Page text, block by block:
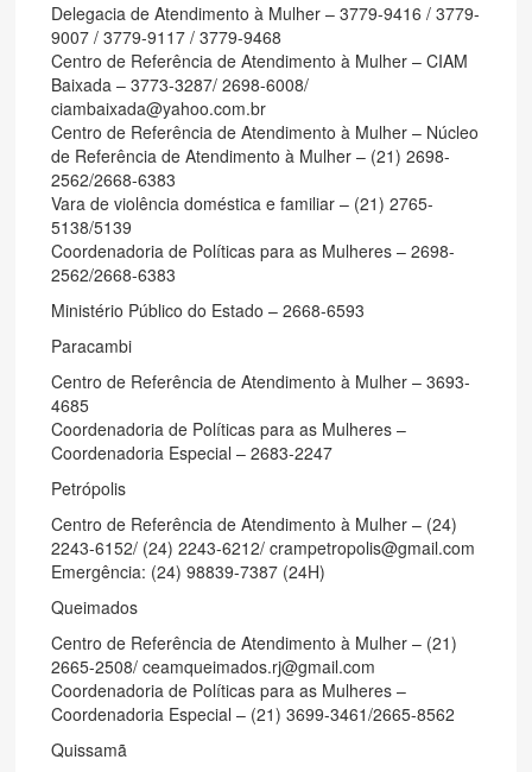
Delegacia de Atendimento à Mulher – 3779-9416 / 3779-
9007 / 3779-9117 / 3779-9468
Centro de Referência de Atendimento à Mulher – CIAM
Baixada – 3773-3287/ 2698-6008/
ciambaixada@yahoo.com.br
Centro de Referência de Atendimento à Mulher – Núcleo
de Referência de Atendimento à Mulher – (21) 2698-
2562/2668-6383
Vara de violência doméstica e familiar – (21) 2765-
5138/5139
Coordenadoria de Políticas para as Mulheres – 2698-
2562/2668-6383
Ministério Público do Estado – 2668-6593
Paracambi
Centro de Referência de Atendimento à Mulher – 3693-
4685
Coordenadoria de Políticas para as Mulheres –
Coordenadoria Especial – 2683-2247
Petrópolis
Centro de Referência de Atendimento à Mulher – (24)
2243-6152/ (24) 2243-6212/ crampetropolis@gmail.com
Emergência: (24) 98839-7387 (24H)
Queimados
Centro de Referência de Atendimento à Mulher – (21)
2665-2508/ ceamqueimados.rj@gmail.com
Coordenadoria de Políticas para as Mulheres –
Coordenadoria Especial – (21) 3699-3461/2665-8562
Quissamã